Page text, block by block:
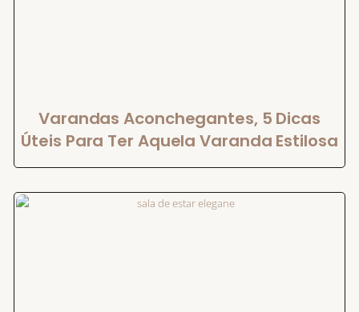
Varandas Aconchegantes, 5 Dicas
Úteis Para Ter Aquela Varanda Estilosa